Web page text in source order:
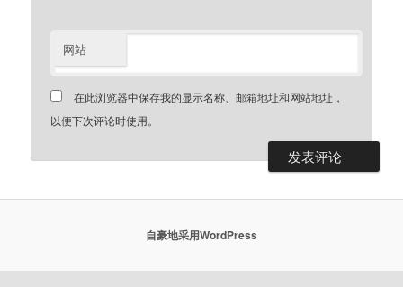
网站
在此浏览器中保存我的显示名称、邮箱地址和网站地址，
以便下次评论时使用。
自豪地采用WordPress